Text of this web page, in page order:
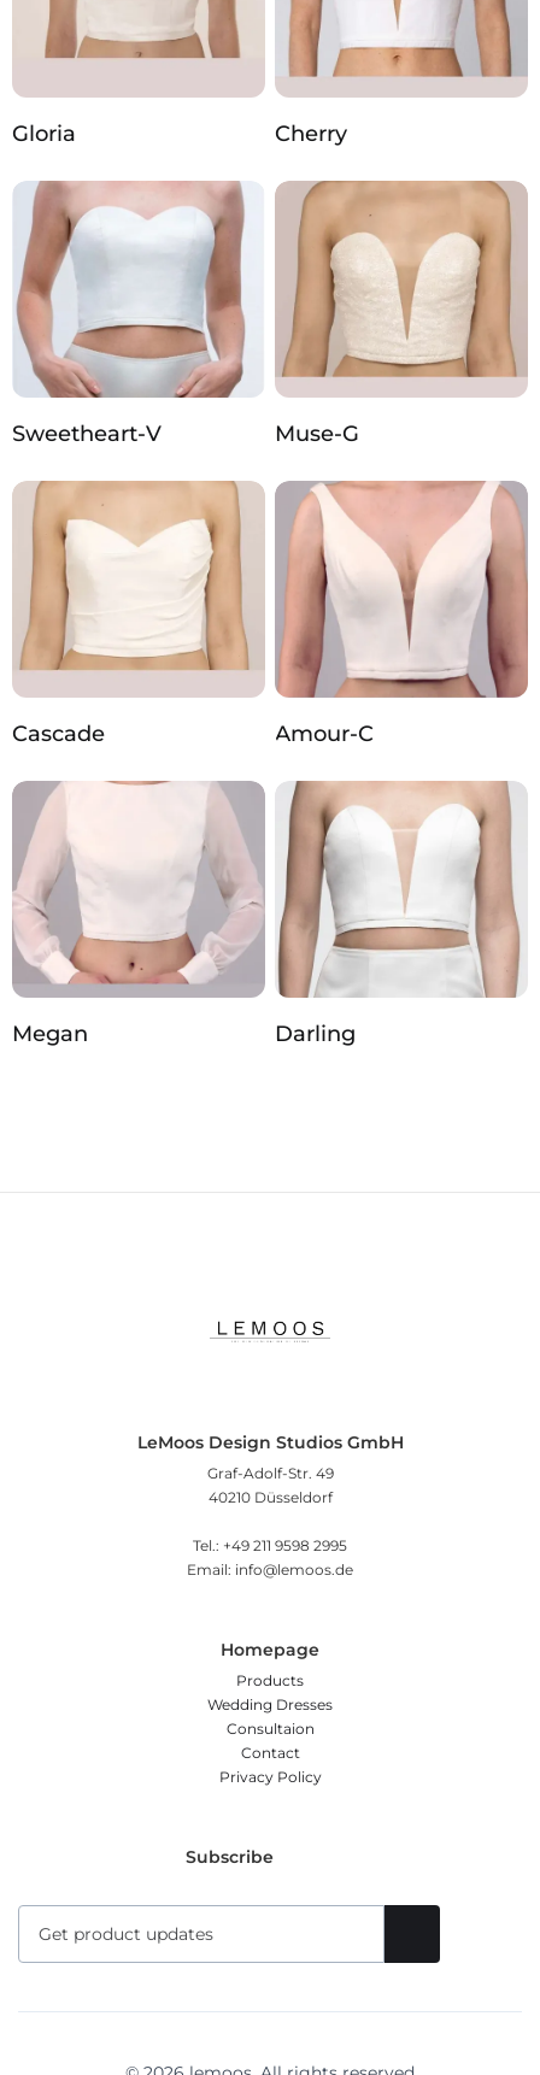
Gloria Cherry
Sweetheart-V Muse-G
Cascade Amour-C
Megan Darling
LeMoos Design Studios GmbH
Graf-Adolf-Str. 49
40210 Düsseldorf
Tel.: +49 211 9598 2995
Email: info@lemoos.de
Homepage
Products
Wedding Dresses
Consultaion
Contact
Privacy Policy
Subscribe